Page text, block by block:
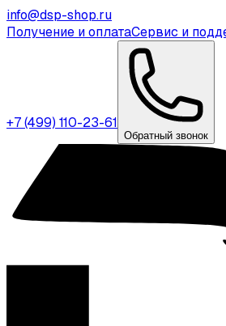
info@dsp-shop.ru
Получение и оплатаСервис и
+7 (499) 110-23-61
Обратный звонок